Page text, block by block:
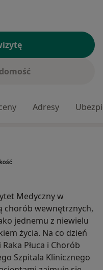
Adresy
Medyczny w
chorób wewnętrznych,
jednemu z niewielu
życia. Na co dzień
Płuca i Chorób
Szpitala Klinicznego